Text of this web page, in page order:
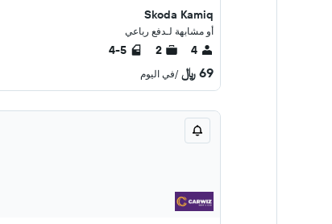
Skoda Kamiq
أو مشابهة لـدفع رباعي
4
2
4-5
69 ﷼ /في اليوم